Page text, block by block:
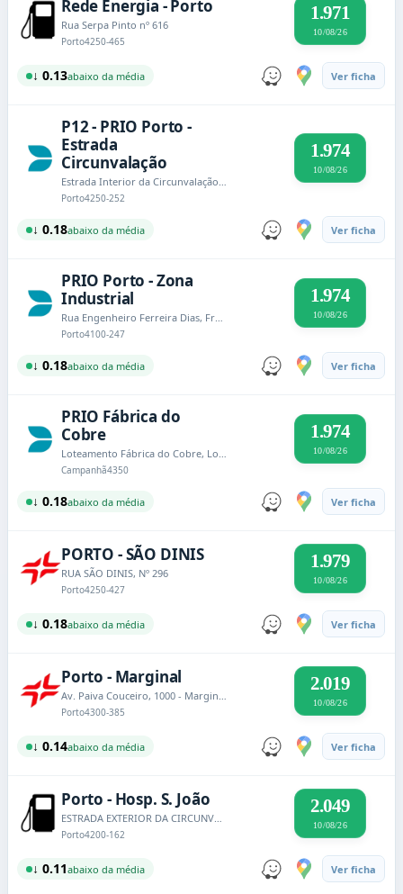
Rede Energia - Porto
Rua Serpa Pinto nº 616
Porto4250-465
1.971
10/08/26
↓ 0.13abaixo da média Ver ficha
P12 - PRIO Porto -
Estrada
Circunvalação
Estrada Interior da Circunvalação n.º 10783 e 10853
Porto4250-252
1.974
10/08/26
↓ 0.18abaixo da média Ver ficha
PRIO Porto - Zona
Industrial
Rua Engenheiro Ferreira Dias, Freguesia de Ramalde, 1104,1150
Porto4100-247
1.974
10/08/26
↓ 0.18abaixo da média Ver ficha
PRIO Fábrica do
Cobre
Loteamento Fábrica do Cobre, Lote 1 - Rua Linhas de Torres
Campanhã4350
1.974
10/08/26
↓ 0.18abaixo da média Ver ficha
PORTO - SÃO DINIS
RUA SÃO DINIS, Nº 296
Porto4250-427
1.979
10/08/26
↓ 0.18abaixo da média Ver ficha
Porto - Marginal
Av. Paiva Couceiro, 1000 - Marginal - Bonfim - Porto
Porto4300-385
2.019
10/08/26
↓ 0.14abaixo da média Ver ficha
Porto - Hosp. S. João
ESTRADA EXTERIOR DA CIRCUNVALAÇÃO Nº.7446 E 7448
Porto4200-162
2.049
10/08/26
↓ 0.11abaixo da média Ver ficha